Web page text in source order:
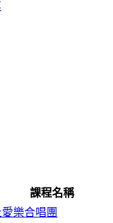
課程名稱
樂合唱團